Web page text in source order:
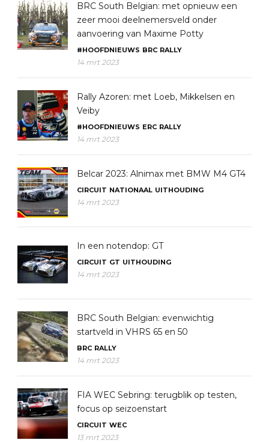
BRC South Belgian: met opnieuw een
zeer mooi deelnemersveld onder
aanvoering van Maxime Potty
#HOOFDNIEUWS BRC RALLY
14 mrt 2023
Rally Azoren: met Loeb, Mikkelsen en
Veiby
#HOOFDNIEUWS ERC RALLY
14 mrt 2023
Belcar 2023: Alnimax met BMW M4 GT4
CIRCUIT NATIONAAL UITHOUDING
14 mrt 2023
In een notendop: GT
CIRCUIT GT UITHOUDING
14 mrt 2023
BRC South Belgian: evenwichtig
startveld in VHRS 65 en 50
BRC RALLY
14 mrt 2023
FIA WEC Sebring: terugblik op testen,
focus op seizoenstart
CIRCUIT WEC
13 mrt 2023